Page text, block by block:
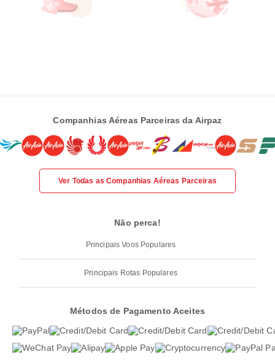
Companhias Aéreas Parceiras da Airpaz
Ver Todas as Companhias Aéreas Parceiras
Não perca!
Principais Voos Populares
Principais Rotas Populares
Métodos de Pagamento Aceites